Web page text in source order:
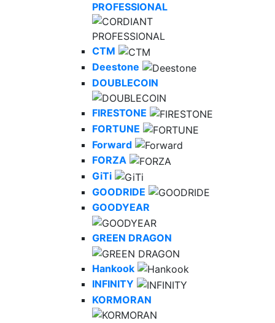
PROFESSIONAL
CTM
Deestone
DOUBLECOIN
FIRESTONE
FORTUNE
Forward
FORZA
GiTi
GOODRIDE
GOODYEAR
GREEN DRAGON
Hankook
INFINITY
KORMORAN